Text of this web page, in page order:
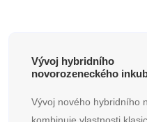
Vývoj hybridního
novorozeneckého
Vývoj nového hybridního